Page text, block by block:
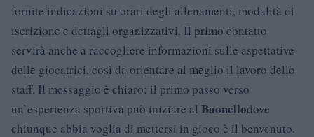
fornite indicazioni su orari degli allenamenti, modalità di
iscrizione e dettagli organizzativi. Il primo contatto
servirà anche a raccogliere informazioni sulle aspettative
delle giocatrici, così da orientare al meglio il lavoro dello
staff. Il messaggio è chiaro: il primo passo verso
un’esperienza sportiva può iniziare al Baonellodove
chiunque abbia voglia di mettersi in gioco è il benvenuto.